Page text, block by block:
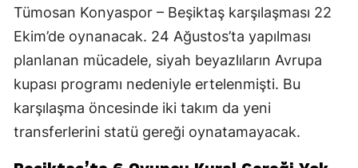
Tümosan Konyaspor – Beşiktaş karşılaşması 22
Ekim’de oynanacak. 24 Ağustos’ta yapılması
planlanan mücadele, siyah beyazlıların Avrupa
kupası programı nedeniyle ertelenmişti. Bu
karşılaşma öncesinde iki takım da yeni
transferlerini statü gereği oynatamayacak.